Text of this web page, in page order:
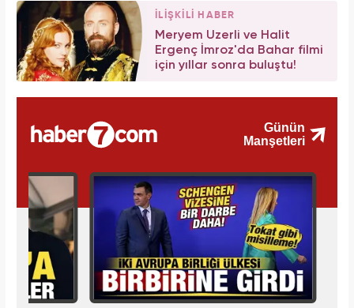
İLİŞKİLİ HABER
Meryem Uzerli ve Halit
Ergenç İmroz'da Bahar filmi
için yıllar sonra buluştu!